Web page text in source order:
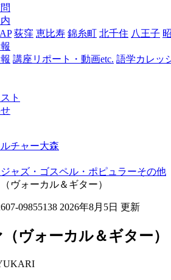
大
森
荻窪 恵比寿 錦糸町 北千住 八王子
講座リポート・動画etc. 語学カレッ
ト
チャー大森
ャズ・ゴスペル・ポピュラーその他
ヴォーカル＆ギター）
09855138 2026年8月5日 更新
ヴォーカル＆ギター）